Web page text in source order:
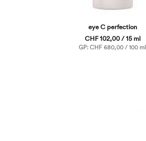
eye C perfection
CHF 102,00 / 15 ml
GP: CHF 680,00 / 100 ml